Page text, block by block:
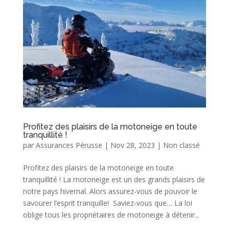
Profitez des plaisirs de la motoneige en toute
tranquillité !
par Assurances Pérusse | Nov 28, 2023 | Non classé
Profitez des plaisirs de la motoneige en toute
tranquillité ! La motoneige est un des grands plaisirs de
notre pays hivernal. Alors assurez-vous de pouvoir le
savourer l’esprit tranquille! Saviez-vous que… La loi
oblige tous les propriétaires de motoneige à détenir...